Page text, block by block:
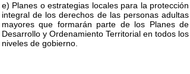
e) Planes o estrategias locales para la protección
integral de los derechos de las personas adultas
mayores que formarán parte de los Planes de
Desarrollo y Ordenamiento Territorial en todos los
niveles de gobierno.